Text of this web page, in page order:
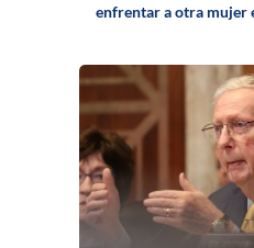
enfrentar a otra mujer